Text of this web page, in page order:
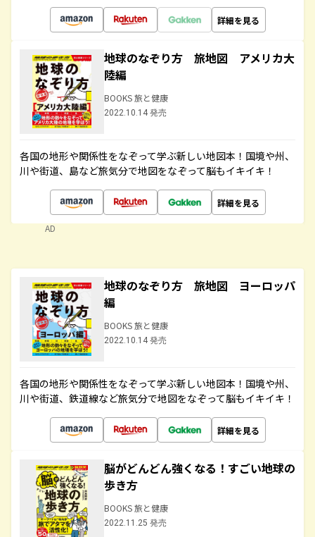
詳細を見る
地球のなぞり方 旅地図 アメリカ大
陸編
BOOKS 旅と健康
2022.10.14 発売
各国の地形や関係性をなぞって学ぶ新しい地図本！国境や州、
川や街道、島など旅気分で地図をなぞって脳もイキイキ！
詳細を見る
AD
地球のなぞり方 旅地図 ヨーロッパ
編
BOOKS 旅と健康
2022.10.14 発売
各国の地形や関係性をなぞって学ぶ新しい地図本！国境や州、
川や街道、鉄道線など旅気分で地図をなぞって脳もイキイキ！
詳細を見る
脳がどんどん強くなる！すごい地球の
歩き方
BOOKS 旅と健康
2022.11.25 発売